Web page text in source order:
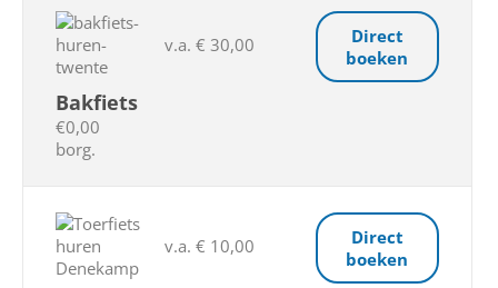
Bakfiets
€0,00
borg.
v.a. € 30,00
Direct
boeken
v.a. € 10,00
Direct
boeken